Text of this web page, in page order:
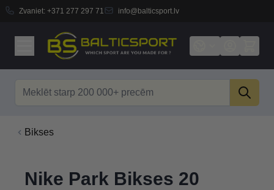
Zvaniet: +371 277 297 71 info@balticsport.lv
Bikses
Nike Park Bikses 20